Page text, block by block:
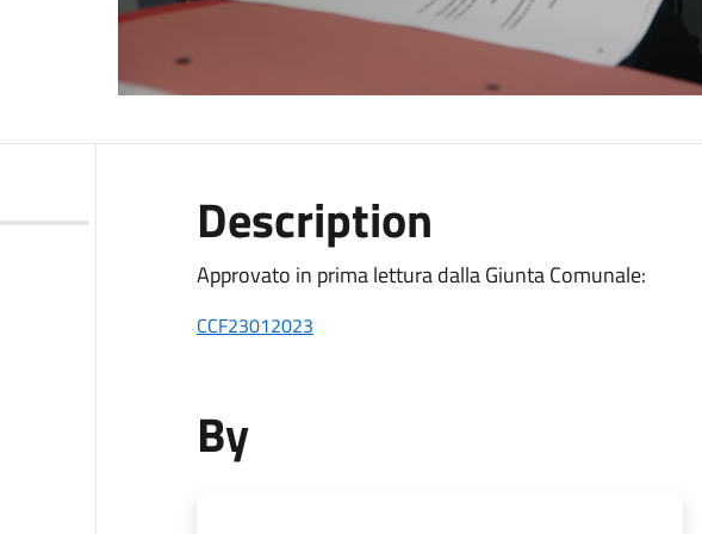
Description
Approvato in prima lettura dalla Giunta Comunale:
CCF23012023
By